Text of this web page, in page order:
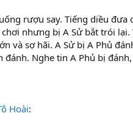
rượu say. Tiếng diều
nhưng bị A Sử bắt trói
và sợ hãi. A Sử bị A Phủ
đánh. Nghe tin A Phủ bị
Hoài: